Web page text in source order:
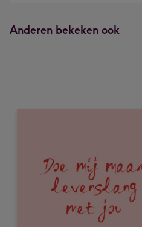
Anderen bekeken ook